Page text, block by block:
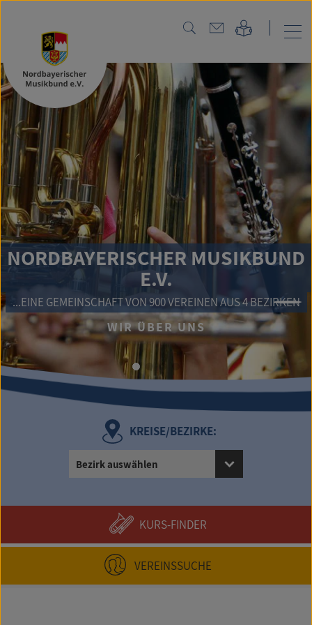
NORDBAYERISCHER MUSIKBUND
E.V.
...EINE GEMEINSCHAFT VON 900 VEREINEN AUS 4 BEZIRKEN
WIR ÜBER UNS
KREISE/BEZIRKE:
Bezirk auswählen
KURS-FINDER
VEREINSSUCHE